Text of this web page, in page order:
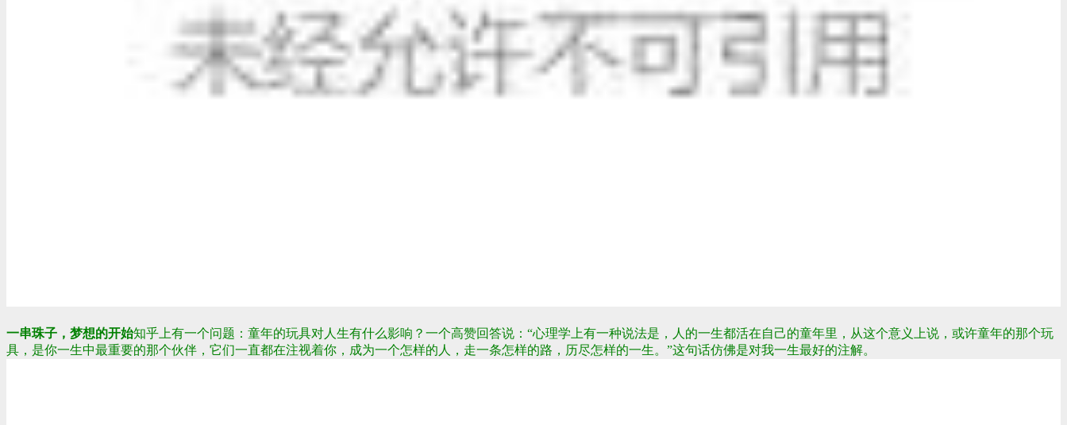
一串珠子，梦想的开始知乎上有一个问题：童年的玩具对人生有什么影响？一个高赞回答说：“心理学上有一种说法是，人的一生都活在自己的童年里，从这个意义上说，或许童年的那个玩
具，是你一生中最重要的那个伙伴，它们一直都在注视着你，成为一个怎样的人，走一条怎样的路，历尽怎样的一生。”这句话仿佛是对我一生最好的注解。